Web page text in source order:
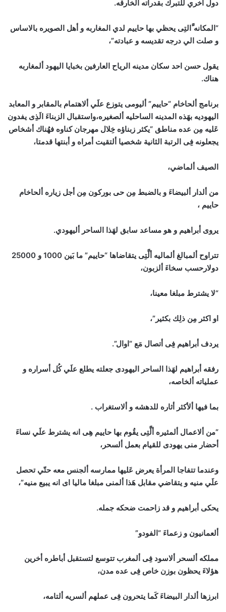
دول اُخري للتبرك بقدراته ألخارقه.
“المكانه َّالتِى يحظي بها حاييم لدي المغاربه و أهل الصويره بالاساس
و صلت الي درجه تقديسه و عبادته”،
يقول حسن احد سكان مدينه الرياح العارفين بخبايا اليهود ألمغاربه
هناك.
برنامج ألحاخام “حاييم” أليومى يتوزع علَي ألاهتمام بالمقابر و المعابد
اليهوديه بهَذه المدينه الساحليه ألصغيره،واستقبال الزبناءَ الَذِى يفدون
عَليه مِن عده مناطق “يكثر زبناؤه خِلال مهرجان كناوه فهُناك أشخاص
يجعلونه فِى الرتبة الثانية شخصيا ألتقيت أمراه و أبنتها قدمتا،
الصيف ألماضي،
من ألدار ألبيضاءَ و بالضبط مِن حى بوركون مِن أجل زياره ألحاخام
حاييم ،
يروى أبراهيم و هو مساعد سابق لهَذا الساحر أليهودي.
تتراوح ألمبالغ ألماليه ألَّتِى يتقاضاها “حاييم” ما بَين 1000 و 25000
دولارحسب سخاءَ ألزبون،
“لا يشترط مبلغا معينا،
او اكثر مِن ذلِك بكثير”،
يردف أبراهيم فِى أتصال مَع “اوال”.
رفقه أبراهيم لهَذا الساحر اليهودى جعلته يطلع علَي كُل أسراره و
عملياته ألخاصه،
بما فيها ألأكثر أثاره للدهشه و ألاستغراب .
“من ألاعمال ألمثيره ألَّتِى يقُوم بها حاييم هِى انه يشترط علَي نساءَ
أحضار منى يهودى للقيام بعمل ألسحر،
وعندما تتفاجا المرأة يعرض عَليها ممارسه ألجنس معه حتّي تحصل
علَي منيه و يتقاضي مقابل هَذا ألمنى مبلغا ماليا اى انه يبيع منيه”،
يحكى أبراهيم و قد زاحمت ضحكه جمله.
ألعمانيون و زعماءَ “الفودو”
مملكه ألسحر ألاسود فِى ألمغرب تتوسع لتستقبل أباطره أخرين
هؤلاءَ يحظون بوزن خاص فِى عده مدن،
ابرزها ألدار البيضاءَ كَما يتحرون فِى عملهم ألسريه ألتامه،